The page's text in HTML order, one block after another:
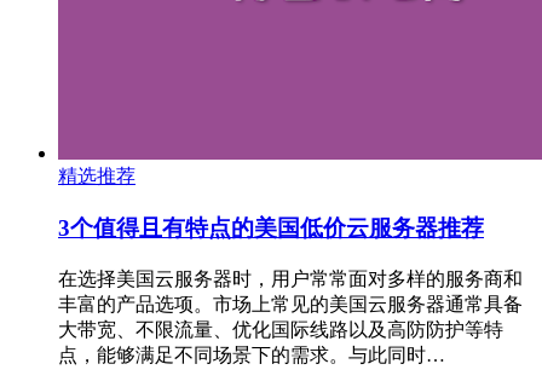
精选推荐
3个值得且有特点的美国低价云服务器推荐
在选择美国云服务器时，用户常常面对多样的服务商和
丰富的产品选项。市场上常见的美国云服务器通常具备
大带宽、不限流量、优化国际线路以及高防防护等特
点，能够满足不同场景下的需求。与此同时…